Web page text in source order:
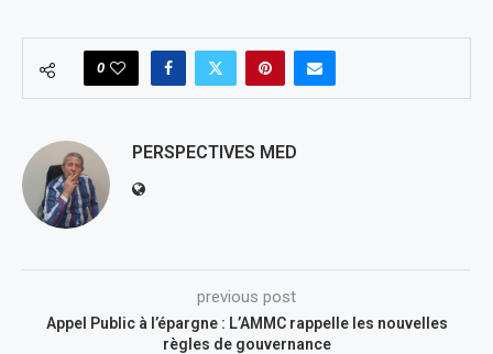
0
PERSPECTIVES MED
previous post
Appel Public à l’épargne : L’AMMC rappelle les nouvelles
règles de gouvernance